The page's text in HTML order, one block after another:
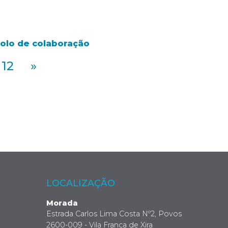
de colaboração
12 »
LOCALIZAÇÃO
Morada
Estrada Carlos Lima Costa Nº2, Povos
2600-009 - Vila Franca de Xira